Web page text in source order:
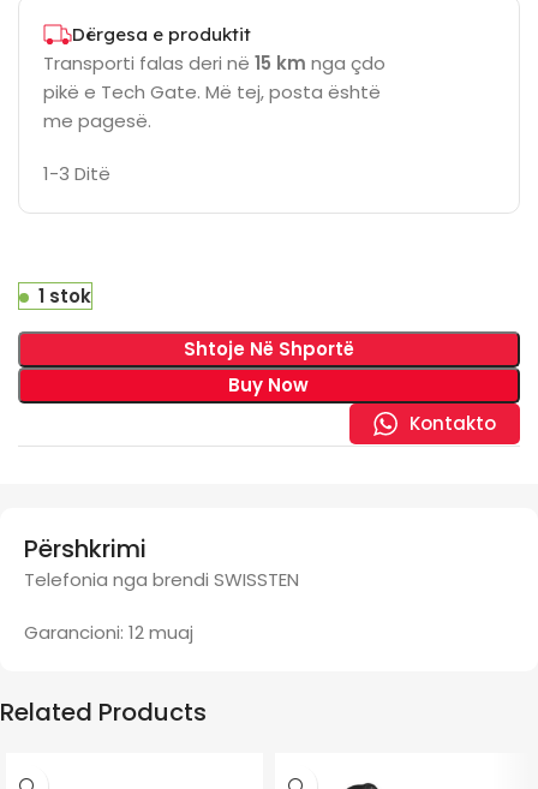
Dërgesa e produktit
Transporti falas deri në 15 km nga çdo
pikë e Tech Gate. Më tej, posta është
me pagesë.
1-3 Ditë
1 stok
Shtoje Në Shportë
Buy Now
Kontakto
Përshkrimi
Telefonia nga brendi SWISSTEN
Garancioni: 12 muaj
Related Products